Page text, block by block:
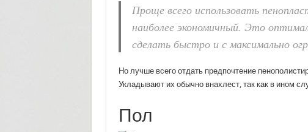
Проще всего использовать
наиболее экономичный. Это
сделать быстро и с максимально
Но лучше всего отдать предпочтение
Укладывают их обычно внахлест, так как в ином
Пол